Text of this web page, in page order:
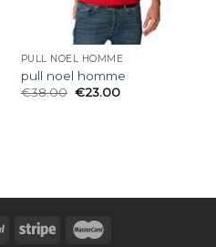
PULL NOEL HOMME
pull noel homme
€38.00 €23.00